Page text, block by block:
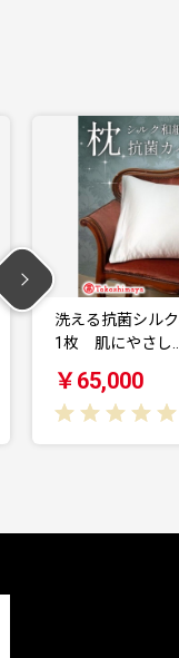
【手織りネク
フレスコタ
￥88,000